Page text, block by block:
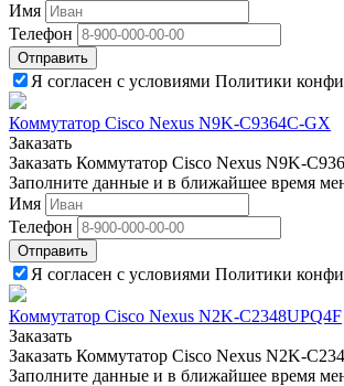
Имя
Телефон
Отправить
Я согласен с условиями Политики
Коммутатор Cisco Nexus N9K-C9364C-GX
Заказать
Заказать Коммутатор Cisco Nexus N9K-
Заполните данные и в ближайшее время
Имя
Телефон
Отправить
Я согласен с условиями Политики
Коммутатор Cisco Nexus N2K-C2348UPQ4F
Заказать
Заказать Коммутатор Cisco Nexus N2K-
Заполните данные и в ближайшее время